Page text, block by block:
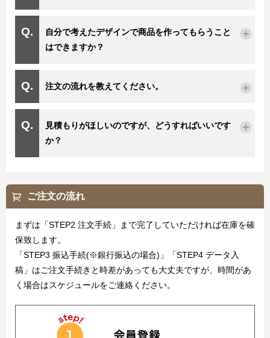
自分で考えたデザインで商品を作ってもらうこと
はできますか？
注文の流れを教えてください。
見積もりがほしいのですが、どうすればいいです
か？
ご注文の流れ
まずは「STEP2 注文手続」まで完了していただければ在庫を確
保致します。
「STEP3 振込手続(※銀行振込の場合)」「STEP4 データ入
稿」はご注文手続きと時差があっても大丈夫ですが、時間があ
く場合はスケジュールをご連絡ください。